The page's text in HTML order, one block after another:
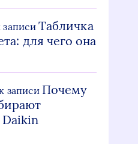
записиТабличка
для чего она
записи Почему